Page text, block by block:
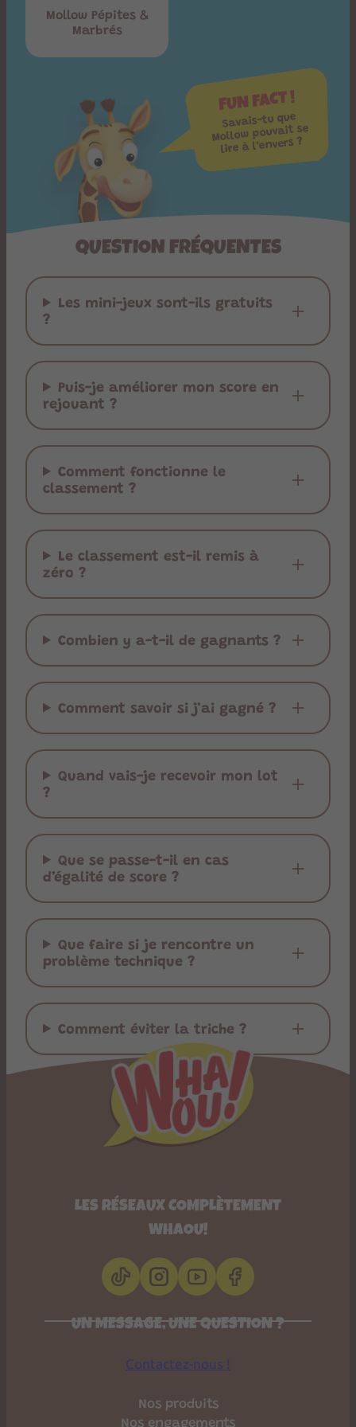
Mollow Pépites &
Marbrés
FUN FACT !
Savais-tu que
Mollow pouvait se
lire à l’envers ?
QUESTION FRÉQUENTES
Les mini-jeux sont-ils gratuits
?
Puis-je améliorer mon score en
rejouant ?
Comment fonctionne le
classement ?
Le classement est-il remis à
zéro ?
Combien y a-t-il de gagnants ?
Comment savoir si j’ai gagné ?
Quand vais-je recevoir mon lot
?
Que se passe-t-il en cas
d’égalité de score ?
Que faire si je rencontre un
problème technique ?
Comment éviter la triche ?
Nos produits
Nos engagements
LES RÉSEAUX COMPLÈTEMENT
WHAOU!
UN MESSAGE, UNE QUESTION ?
Contactez-nous !